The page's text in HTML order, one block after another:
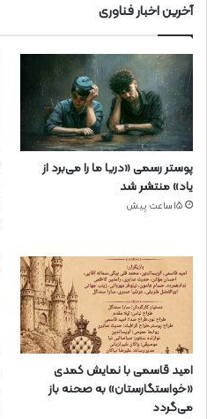
آخرین اخبار فناوری
پوستر رسمی «دریا ما را می‌برد از
یاد» منتشر شد
15 ساعت پیش
امید قاسمی با نمایش کمدی
«خواستگارستان» به صحنه باز
می‌گردد